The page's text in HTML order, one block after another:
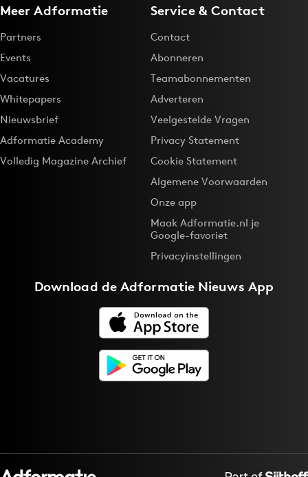
Adverteren
Partners
Topics
Artificial Intelligence
Customer Experience
Digital transformation
Interne communicatie
Martech
Meer Adformatie
Partners
Events
Vacatures
Whitepapers
Nieuwsbrief
Adformatie Academy
Volledig Magazine Archief
Service & Contact
Contact
Abonneren
Teamabonnementen
Adverteren
Veelgestelde Vragen
Privacy Statement
Cookie Statement
Algemene Voorwaarden
Onze app
Maak Adformatie.nl je
Google-favoriet
Privacyinstellingen
Download deAdformatie Nieuws App